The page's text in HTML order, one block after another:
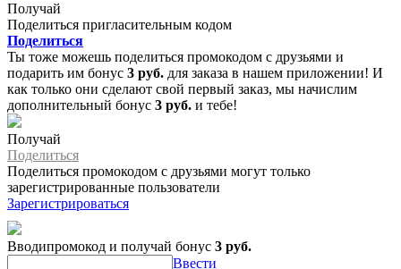
Получай
Поделиться пригласительным кодом
Поделиться
Ты тоже можешь поделиться промокодом с друзьями и
подарить им бонус 3 руб. для заказа в нашем приложении! И
как только они сделают свой первый заказ, мы начислим
дополнительный бонус 3 руб. и тебе!
Получай
Поделиться
Поделиться промокодом с друзьями могут только
зарегистрированные пользователи
Зарегистрироваться
Вводипромокод и получай бонус 3 руб.
Ввести